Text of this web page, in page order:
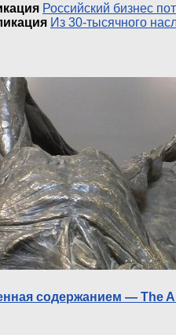
Российский бизнес
Из 30-тысячного
содержанием — The